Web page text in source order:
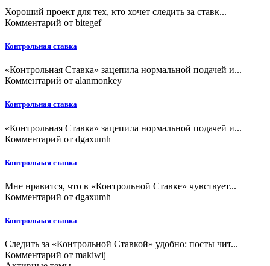
Хороший проект для тех, кто хочет следить за ставк...
Комментарий от bitegef
Контрольная ставка
«Контрольная Ставка» зацепила нормальной подачей и...
Комментарий от alanmonkey
Контрольная ставка
«Контрольная Ставка» зацепила нормальной подачей и...
Комментарий от dgaxumh
Контрольная ставка
Мне нравится, что в «Контрольной Ставке» чувствует...
Комментарий от dgaxumh
Контрольная ставка
Следить за «Контрольной Ставкой» удобно: посты чит...
Комментарий от makiwij